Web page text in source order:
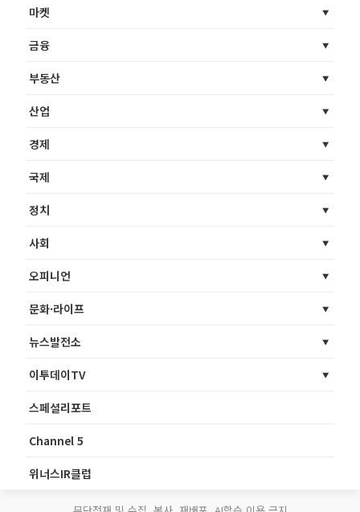
마켓
금융
부동산
산업
경제
국제
정치
사회
오피니언
문화·라이프
뉴스발전소
이투데이TV
스페셜리포트
Channel 5
위너스IR클럽